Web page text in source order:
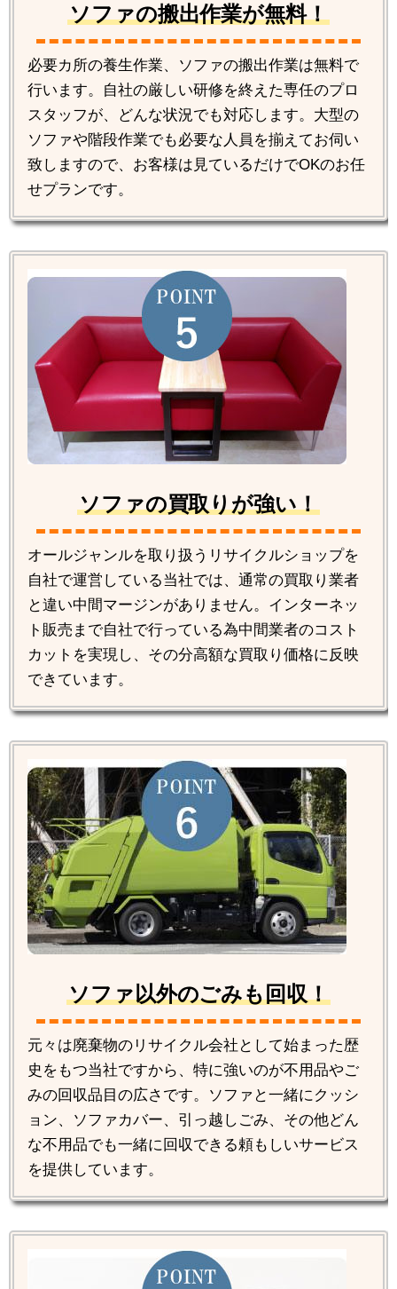
ソファの搬出作業が無料！
必要カ所の養生作業、ソファの搬出作業は無料で
行います。自社の厳しい研修を終えた専任のプロ
スタッフが、どんな状況でも対応します。大型の
ソファや階段作業でも必要な人員を揃えてお伺い
致しますので、お客様は見ているだけでOKのお任
せプランです。
ソファの買取りが強い！
オールジャンルを取り扱うリサイクルショップを
自社で運営している当社では、通常の買取り業者
と違い中間マージンがありません。インターネッ
ト販売まで自社で行っている為中間業者のコスト
カットを実現し、その分高額な買取り価格に反映
できています。
ソファ以外のごみも回収！
元々は廃棄物のリサイクル会社として始まった歴
史をもつ当社ですから、特に強いのが不用品やご
みの回収品目の広さです。ソファと一緒にクッシ
ョン、ソファカバー、引っ越しごみ、その他どん
な不用品でも一緒に回収できる頼もしいサービス
を提供しています。